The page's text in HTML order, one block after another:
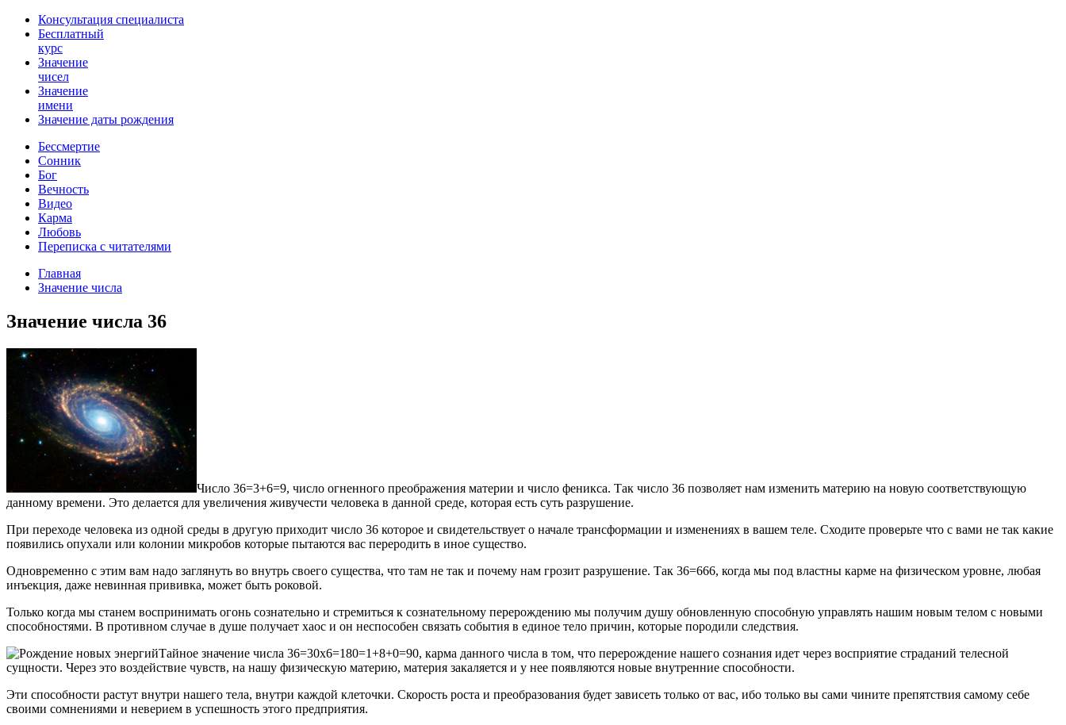
Консультация специалиста
Бесплатный
курс
Значение
чисел
Значение
имени
Значение даты рождения
Бессмертие
Сонник
Бог
Вечность
Видео
Карма
Любовь
Переписка с читателями
Главная
Значение числа
Значение числа 36
Число 36=3+6=9, число огненного преображения материи и число феникса. Так число 36 позволяет нам изменить материю на новую соответствующую
данному времени. Это делается для увеличения живучести человека в данной среде, которая есть суть разрушение.
При переходе человека из одной среды в другую приходит число 36 которое и свидетельствует о начале трансформации и изменениях в вашем теле. Сходите проверьте что с вами не так какие
появились опухали или колонии микробов которые пытаются вас переродить в иное существо.
Одновременно с этим вам надо заглянуть во внутрь своего существа, что там не так и почему нам грозит разрушение. Так 36=666, когда мы под властны карме на физическом уровне, любая
инъекция, даже невинная прививка, может быть роковой.
Только когда мы станем воспринимать огонь сознательно и стремиться к сознательному перерождению мы получим душу обновленную способную управлять нашим новым телом с новыми
способностями. В противном случае в душе получает хаос и он неспособен связать события в единое тело причин, которые породили следствия.
Тайное значение числа 36=30х6=180=1+8+0=90, карма данного числа в том, что перерождение нашего сознания идет через восприятие страданий телесной
сущности. Через это воздействие чувств, на нашу физическую материю, материя закаляется и у нее появляются новые внутренние способности.
Эти способности растут внутри нашего тела, внутри каждой клеточки. Скорость роста и преобразования будет зависеть только от вас, ибо только вы сами чините препятствия самому себе
своими сомнениями и неверием в успешность этого предприятия.